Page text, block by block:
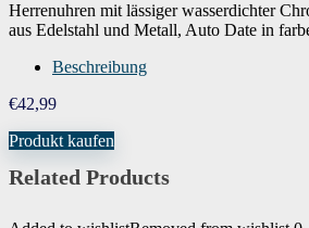
Herrenuhren mit lässiger wasserdichter
aus Edelstahl und Metall, Auto Date in
Beschreibung
€42,99
Produkt kaufen
Related Products